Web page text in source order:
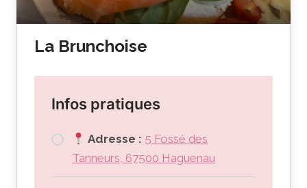
La Brunchoise
Infos pratiques
Adresse : 5 Fossé des
Tanneurs, 67500 Haguenau